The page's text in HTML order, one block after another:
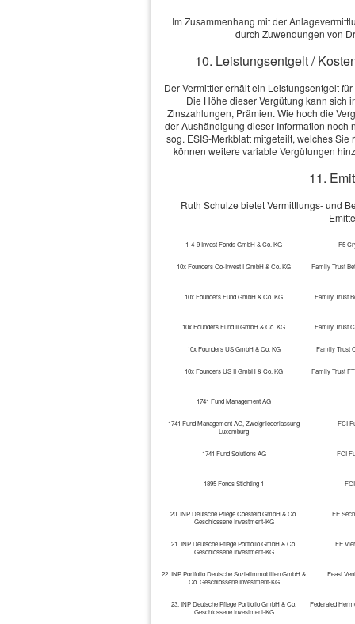
Im Zusammenhang mit der
durch Zuwendungen von
10. Leistungsentgelt /
Der Vermittler erhält ein Leistungsentgelt
Die Höhe dieser Vergütung kann sich
Zinszahlungen, Prämien. Wie hoch die
der Aushändigung dieser Information noch
sog. ESIS-Merkblatt mitgeteilt, welches
können weitere variable Vergütungen
11.
Ruth Schulze bietet Vermittlungs- und
1-4-9 Invest Fonds GmbH & Co. KG F5
10x Founders Co-Invest I GmbH & Co. KG Family Trust
10x Founders Fund GmbH & Co. KG Family Trust
10x Founders Fund II GmbH & Co. KG Family Trust
10x Founders US GmbH & Co. KG Family Trust
10x Founders US II GmbH & Co. KG Family Trust
1741 Fund Management AG
1741 Fund Management AG, Zweigniederlassung
Luxemburg
FCI
1741 Fund Solutions AG FCI
1895 Fonds Stichting 1
20. INP Deutsche Pflege Coesfeld GmbH & Co.
Geschlossene Investment-KG
FE
21. INP Deutsche Pflege Portfolio GmbH & Co.
Geschlossene Investment-KG
FE
22. INP Portfolio Deutsche Sozialimmobilien GmbH &
Co. Geschlossene Investment-KG
Feast
23. INP Deutsche Pflege Portfolio GmbH & Co.
Geschlossene Investment-KG
Federated